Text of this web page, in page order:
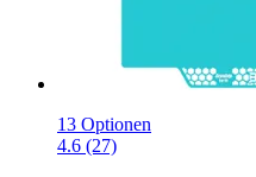
13 Optionen
4.6 (27)